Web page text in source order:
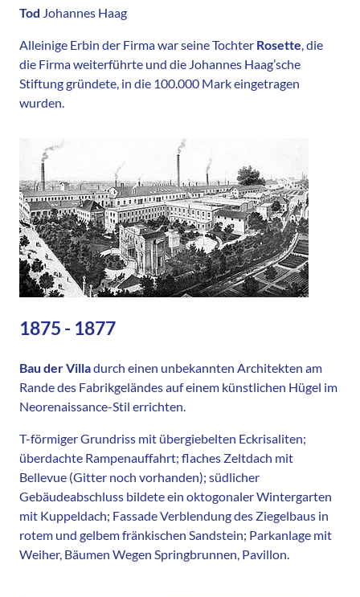
Tod Johannes Haag
Alleinige Erbin der Firma war seine Tochter Rosette, die
die Firma weiterführte und die Johannes Haag’sche
Stiftung gründete, in die 100.000 Mark eingetragen
wurden.
1875 - 1877
Bau der Villadurch einen unbekannten Architekten am
Rande des Fabrikgeländes auf einem künstlichen Hügel im
Neorenaissance-Stil errichten.
T-förmiger Grundriss mit übergiebelten Eckrisaliten;
überdachte Rampenauffahrt; flaches Zeltdach mit
Bellevue (Gitter noch vorhanden); südlicher
Gebäudeabschluss bildete ein oktogonaler Wintergarten
mit Kuppeldach; Fassade Verblendung des Ziegelbaus in
rotem und gelbem fränkischen Sandstein; Parkanlage mit
Weiher, Bäumen Wegen Springbrunnen, Pavillon.